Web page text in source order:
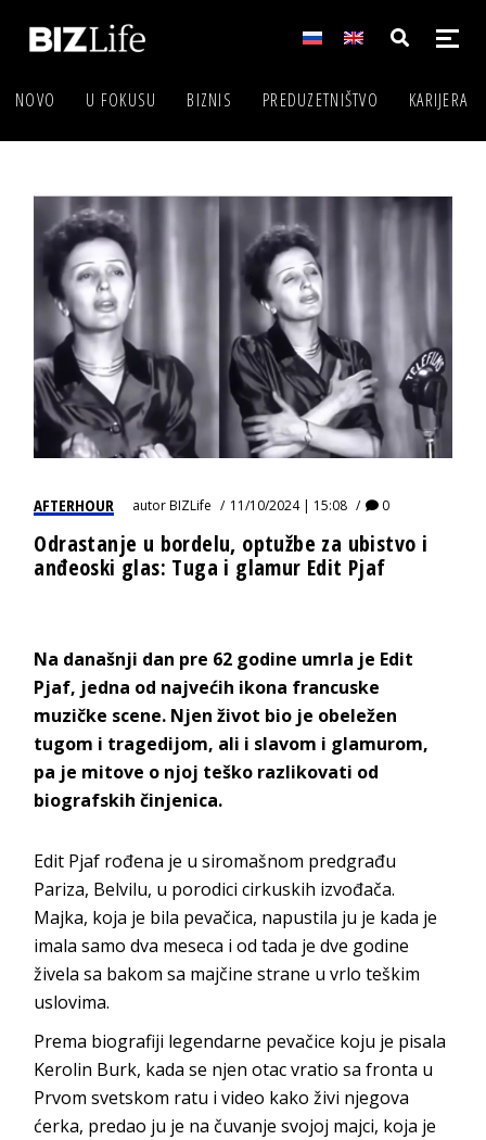
NOVO U FOKUSU BIZNIS PREDUZETNIŠTVO KARIJERA
AFTERHOUR autorBIZLife 11/10/2024 | 15:08 0
Odrastanje u bordelu, optužbe za ubistvo i
anđeoski glas: Tuga i glamur Edit Pjaf
Na današnji dan pre 62 godine umrla je Edit
Pjaf, jedna od najvećih ikona francuske
muzičke scene. Njen život bio je obeležen
tugom i tragedijom, ali i slavom i glamurom,
pa je mitove o njoj teško razlikovati od
biografskih činjenica.
Edit Pjaf rođena je u siromašnom predgrađu
Pariza, Belvilu, u porodici cirkuskih izvođača.
Majka, koja je bila pevačica, napustila ju je kada je
imala samo dva meseca i od tada je dve godine
živela sa bakom sa majčine strane u vrlo teškim
uslovima.
Prema biografiji legendarne pevačice koju je pisala
Kerolin Burk, kada se njen otac vratio sa fronta u
Prvom svetskom ratu i video kako živi njegova
ćerka, predao ju je na čuvanje svojoj majci, koja je